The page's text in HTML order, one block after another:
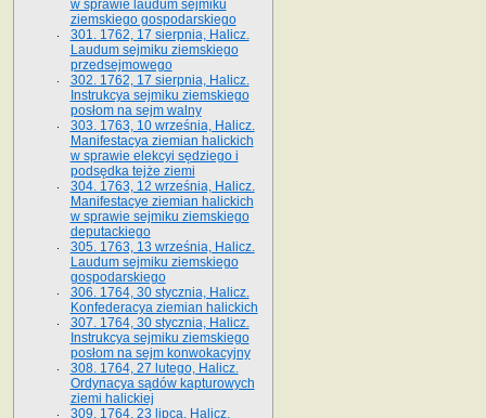
w sprawie laudum sejmiku
ziemskiego gospodarskiego
301. 1762, 17 sierpnia, Halicz.
Laudum sejmiku ziemskiego
przedsejmowego
302. 1762, 17 sierpnia, Halicz.
Instrukcya sejmiku ziemskiego
posłom na sejm walny
303. 1763, 10 września, Halicz.
Manifestacya ziemian halickich
w sprawie elekcyi sędziego i
podsędka tejże ziemi
304. 1763, 12 września, Halicz.
Manifestacye ziemian halickich
w sprawie sejmiku ziemskiego
deputackiego
305. 1763, 13 września, Halicz.
Laudum sejmiku ziemskiego
gospodarskiego
306. 1764, 30 stycznia, Halicz.
Konfederacya ziemian halickich
307. 1764, 30 stycznia, Halicz.
Instrukcya sejmiku ziemskiego
posłom na sejm konwokacyjny
308. 1764, 27 lutego, Halicz.
Ordynacya sądów kapturowych
ziemi halickiej
309. 1764, 23 lipca, Halicz.